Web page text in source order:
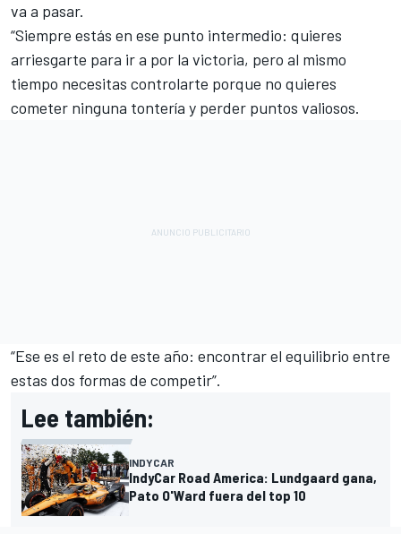
va a pasar.
“Siempre estás en ese punto intermedio: quieres
arriesgarte para ir a por la victoria, pero al mismo
tiempo necesitas controlarte porque no quieres
cometer ninguna tontería y perder puntos valiosos.
“Ese es el reto de este año: encontrar el equilibrio entre
estas dos formas de competir”.
Lee también:
INDYCAR
IndyCar Road America: Lundgaard gana,
Pato O'Ward fuera del top 10